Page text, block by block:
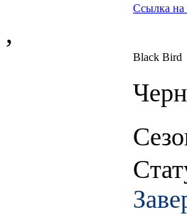
Ссылка на
,
Black Bird